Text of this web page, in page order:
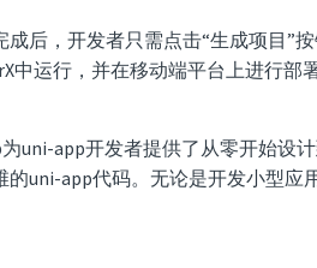
成后，开发者只需点击“生成项目”
中运行，并在移动端平台上进行部署
为uni-app开发者提供了从零开始设
的uni-app代码。无论是开发小型应